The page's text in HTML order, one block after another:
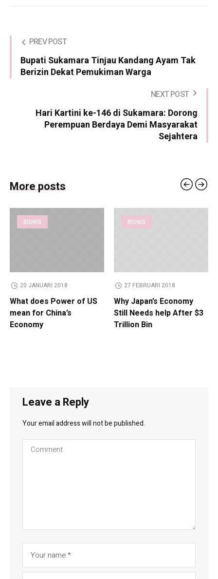
PREV POST
Bupati Sukamara Tinjau Kandang Ayam Tak
Berizin Dekat Pemukiman Warga
NEXT POST
Hari Kartini ke-146 di Sukamara: Dorong
Perempuan Berdaya Demi Masyarakat
Sejahtera
More posts
BISNIS
20 JANUARI 2018
What does Power of US
mean for China’s
Economy
BISNIS
27 FEBRUARI 2018
Why Japan’s Economy
Still Needs help After $3
Trillion Bin
Leave a Reply
Your email address will not be published.